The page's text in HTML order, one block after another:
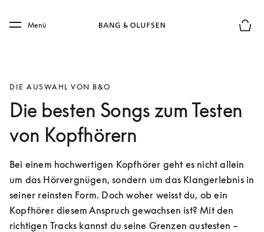
Skip to main footer
Menü
DIE AUSWAHL VON B&O
Die besten Songs zum Testen
von Kopfhörern
Bei einem hochwertigen Kopfhörer geht es nicht allein
um das Hörvergnügen, sondern um das Klangerlebnis in
seiner reinsten Form. Doch woher weisst du, ob ein
Kopfhörer diesem Anspruch gewachsen ist? Mit den
richtigen Tracks kannst du seine Grenzen austesten –